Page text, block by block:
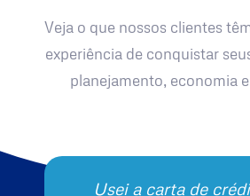
Veja o que nossos clientes
experiência de conquistar
planejamento, economia
Usei a carta de